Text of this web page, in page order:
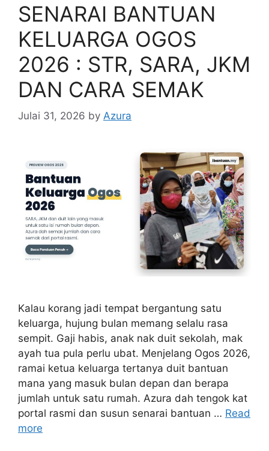
SENARAI BANTUAN
KELUARGA OGOS
2026 : STR, SARA, JKM
DAN CARA SEMAK
Julai 31, 2026 by Azura
Kalau korang jadi tempat bergantung satu
keluarga, hujung bulan memang selalu rasa
sempit. Gaji habis, anak nak duit sekolah, mak
ayah tua pula perlu ubat. Menjelang Ogos 2026,
ramai ketua keluarga tertanya duit bantuan
mana yang masuk bulan depan dan berapa
jumlah untuk satu rumah. Azura dah tengok kat
portal rasmi dan susun senarai bantuan … Read
more